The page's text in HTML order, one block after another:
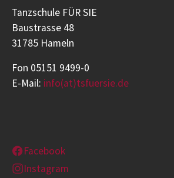
Tanzschule FÜR SIE
Baustrasse 48
31785 Hameln
Fon 05151 9499-0
E-Mail: info(at)tsfuersie.de
Facebook
Instagram